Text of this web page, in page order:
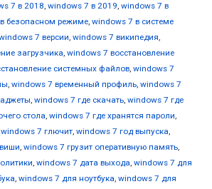
7 в 2018, windows 7 в 2019, windows 7 в
безопасном режиме, windows 7 в системе
7 версии, windows 7 википедия,
загрузчика, windows 7 восстановление
системных файлов, windows 7
, windows 7 временный профиль, windows 7
, windows 7 где скачать, windows 7 где
стола, windows 7 где хранятся пароли,
windows 7 глючит, windows 7 год выпуска,
, windows 7 грузит оперативную память,
, windows 7 дата выхода, windows 7 для
, windows 7 для ноутбука, windows 7 для